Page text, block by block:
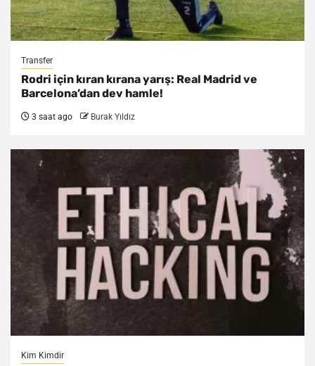
Transfer
Rodri için kıran kırana yarış: Real Madrid ve
Barcelona’dan dev hamle!
3 saat ago Burak Yıldız
Kim Kimdir